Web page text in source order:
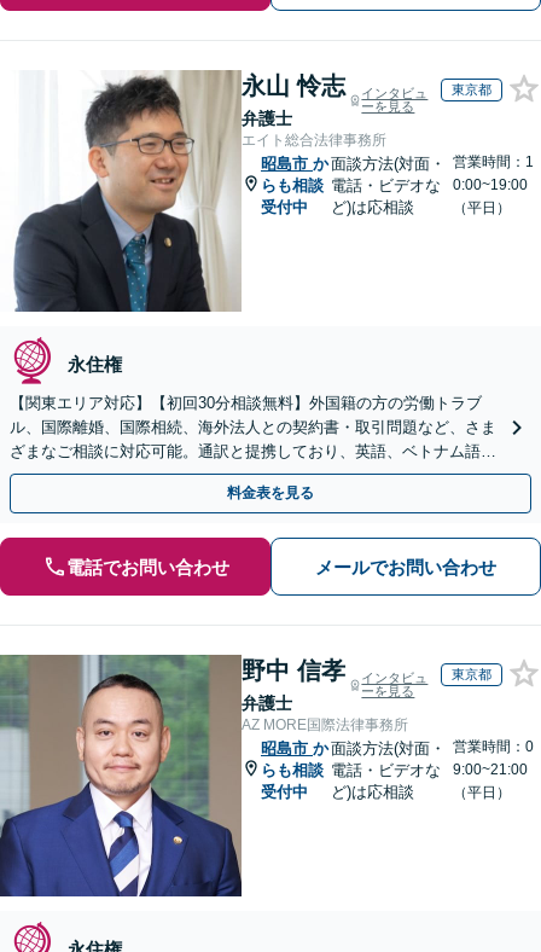
永山 怜志
弁護士
インタビュ
ーを見る
東京都
エイト総合法律事務所
昭島市 か
らも相談
受付中
面談方法(対面・
電話・ビデオな
ど)は応相談
営業時間：1
0:00~19:00
（平日）
永住権
【関東エリア対応】【初回30分相談無料】外国籍の方の労働トラブ
ル、国際離婚、国際相続、海外法人との契約書・取引問題など、さま
ざまなご相談に対応可能。通訳と提携しており、英語、ベトナム語、
中国語、タイ語等対応可能です（通訳料別途）。
料金表を見る
電話でお問い合わせ メールでお問い合わせ
野中 信孝
弁護士
インタビュ
ーを見る
東京都
AZ MORE国際法律事務所
昭島市 か
らも相談
受付中
面談方法(対面・
電話・ビデオな
ど)は応相談
営業時間：0
9:00~21:00
（平日）